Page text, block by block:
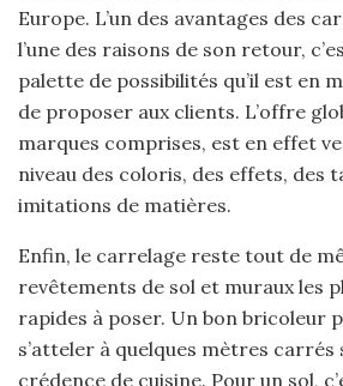
Europe. L’un des avantages des
l’une des raisons de son retour,
palette de possibilités qu’il est en
de proposer aux clients. L’offre
marques comprises, est en effet
niveau des coloris, des effets, des
imitations de matières.
Enfin, le carrelage reste tout de
revêtements de sol et muraux les
rapides à poser. Un bon bricoleur
s’atteler à quelques mètres carrés
crédence de cuisine. Pour un sol,